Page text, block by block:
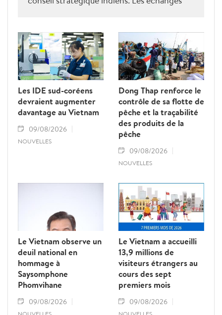
formation, de conseil stratégique et de mise
en réseau académique, contribuant ainsi à
approfondir le partenariat stratégique
global renforcé entre le Vietnam et l’Inde.
Les IDE sud-coréens
devraient augmenter
davantage au Vietnam
09/08/2026
NOUVELLES
Dong Thap renforce le
contrôle de sa flotte de
pêche et la traçabilité
des produits de la
pêche
09/08/2026
NOUVELLES
Le Vietnam observe un
deuil national en
hommage à
Saysomphone
Phomvihane
09/08/2026
Le Vietnam a accueilli
13,9 millions de
visiteurs étrangers au
cours des sept
premiers mois
09/08/2026